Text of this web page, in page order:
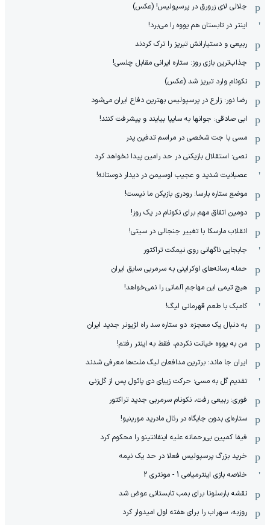
جلالی لای زرورق در پرسپولیس! (عکس)
اینتر در تابستان هم یووه را می‌برد!
ربیعی و دستیارانش تبریز را ترک کردند
جذاب‌ترین بازی روز: ستاره ایرانی مقابل چلسی!
نکونام وارد تبریز شد (عکس)
رضا نور: زارع در پرسپولیس بهترین دفاع ایران می‌شود
ابی صادقی: جوانها به سایپا بیایند و پیشرفت کنند!
مسی با جت شخصی در مراسم تدفین پدر
نصی: استقلال بازیکنی در حد رامین پیدا نخواهد کرد
عصبانیت شدید و عجیب اوسیمن در دیدار دوستانه!
موضع ستاره بارسا: رودری بازیکن ما نیست!
دومین اتفاق مهم برای نکونام در یک روز!
انقلاب مارسکا با تغییر جنجالی در سیتی!
جابجایی ناگهانی روی نیمکت تراکتور
حمله رسانه‌های اوکراینی به سرمربی سابق ایران
هیچ‌ تیمی این مهاجم آلمانی را نمی‌خواهد!
کامبک با طعم قهرمانی لیگ!
به دنبال یک معجزه: دو ستاره سد راه لژیونر جدید ایران
من به یووه خیانت نکردم، فقط به اینتر رفتم!
ایران جا ماند: برترین مدافعان لیگ ملت‌ها معرفی شدند
تقدیم گل به مسی؛ حرکت زیبای دی پائول پس از گل‌زنی
فوری: ربیعی رفت، نکونام سرمربی جدید تراکتور
ستاره‌ای بدون جایگاه در رئال مادرید مورینیو!
فیفا کمپین بی‌رحمانه علیه اینفانتینو را محکوم کرد
خرید بزرگ پرسپولیس فعلا در حد یک نیمه
خلاصه بازی اینترمیامی 1 - مونتری 2
نقشه بارسلونا برای بمب تابستانی عوض شد
روزبه، سهراب را برای هفته اول امیدوار کرد